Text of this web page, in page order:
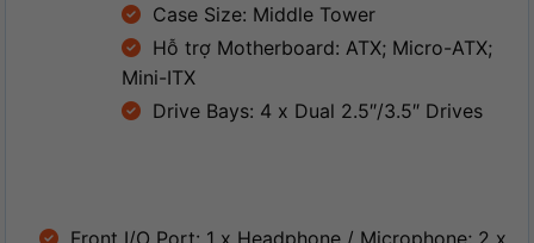
Case Size: Middle Tower
Hỗ trợ Motherboard: ATX; Micro-ATX;
Mini-ITX
Drive Bays: 4 x Dual 2.5″/3.5″ Drives
Front I/O Port: 1 x Headphone / Microphone; 2 x